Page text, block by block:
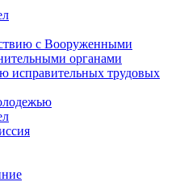
с Вооруженными
органами
исправительных трудовых